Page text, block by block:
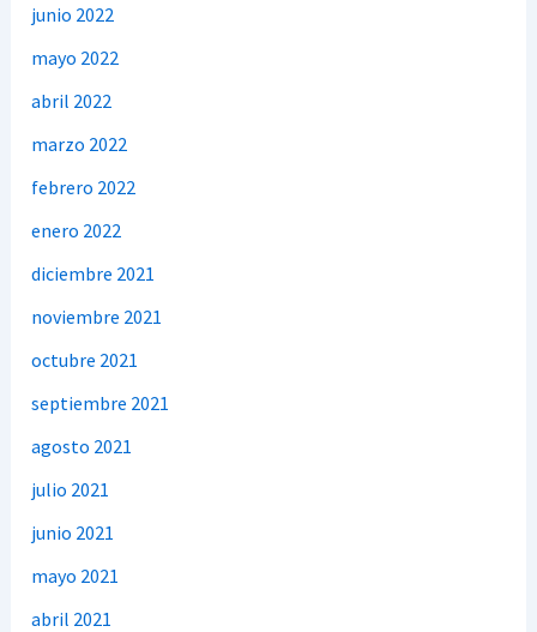
junio 2022
mayo 2022
abril 2022
marzo 2022
febrero 2022
enero 2022
diciembre 2021
noviembre 2021
octubre 2021
septiembre 2021
agosto 2021
julio 2021
junio 2021
mayo 2021
abril 2021